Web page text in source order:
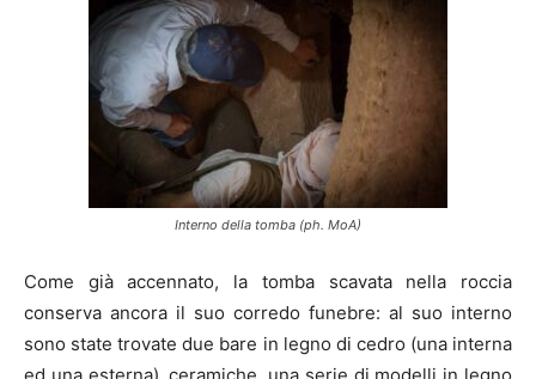
Interno della tomba (ph. MoA)
Come già accennato, la tomba scavata nella roccia
conserva ancora il suo corredo funebre: al suo interno
sono state trovate due bare in legno di cedro (una interna
ed una esterna), ceramiche, una serie di modelli in legno